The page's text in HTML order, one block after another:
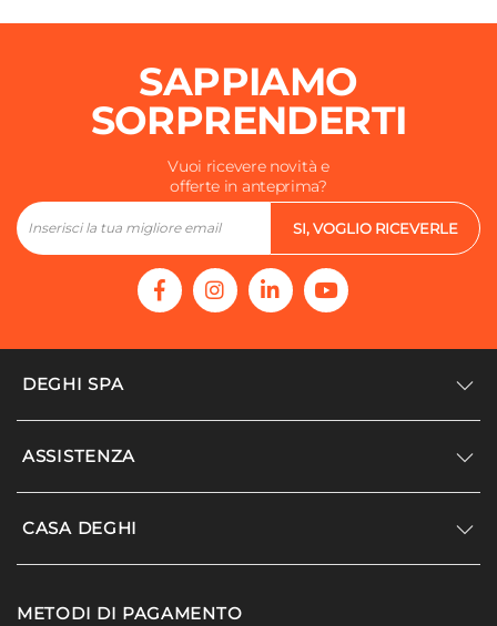
SAPPIAMO
SORPRENDERTI
Vuoi ricevere novità e
offerte in anteprima?
SI, VOGLIO RICEVERLE
DEGHI SPA
Accedi/Registrati
Modello organizzativo e codice etico
ASSISTENZA
Supporto
Agevolazioni fiscali
CASA DEGHI
METODI DI PAGAMENTO